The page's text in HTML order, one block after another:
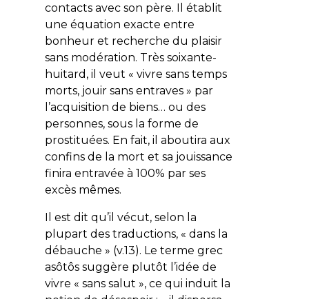
contacts avec son père. Il établit
une équation exacte entre
bonheur et recherche du plaisir
sans modération. Très soixante-
huitard, il veut « vivre sans temps
morts, jouir sans entraves» par
l’acquisition de biens… ou des
personnes, sous la forme de
prostituées. En fait, il aboutira aux
confins de la mort et sa jouissance
finira entravée à 100% par ses
excès mêmes.
Il est dit qu’il vécut, selon la
plupart des traductions, « dans la
débauche » (v.13). Le terme grec
asôtôs suggère plutôt l’idée de
vivre « sans salut », ce qui induit la